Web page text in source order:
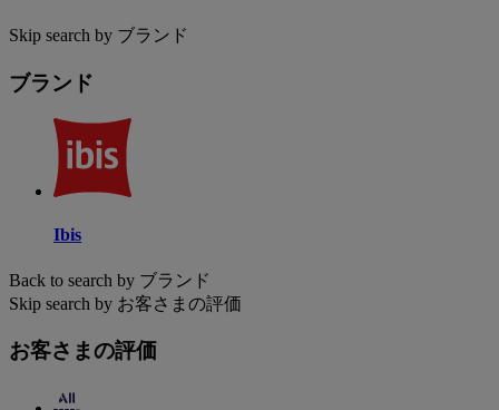
Skip search by ブランド
ブランド
Ibis
Back to search by ブランド
Skip search by お客さまの評価
お客さまの評価